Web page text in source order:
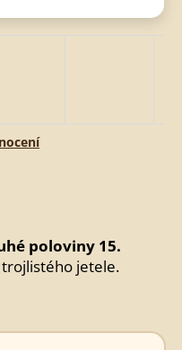
poloviny 15.
jetele.